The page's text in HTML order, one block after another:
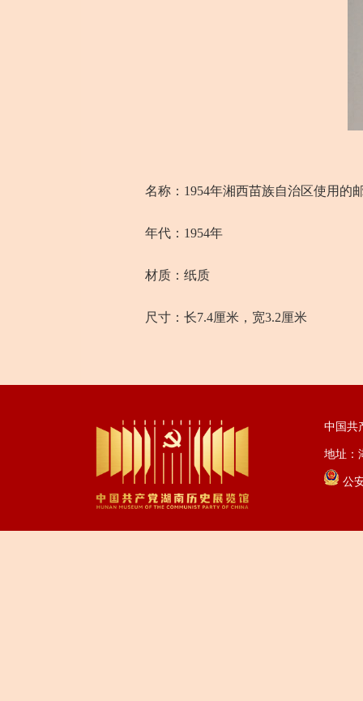
名称：1954年湘西苗族自治区使用的
年代：1954年
材质：纸质
尺寸：长7.4厘米，宽3.2厘米
中国共
地址：
公